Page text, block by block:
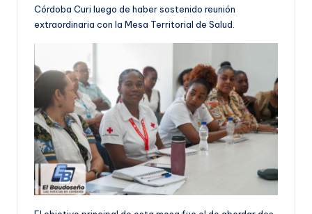
Córdoba Curi luego de haber sostenido reunión
extraordinaria con la Mesa Territorial de Salud.